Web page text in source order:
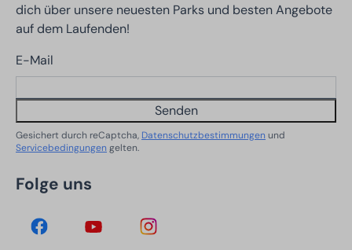
dich über unsere neuesten Parks und besten Angebote
auf dem Laufenden!
E-Mail
Senden
Gesichert durch reCaptcha, Datenschutzbestimmungen und
Servicebedingungen gelten.
Folge uns